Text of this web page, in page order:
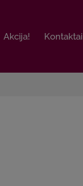
Akcija! Kontaktai
Akcija! Kontaktai